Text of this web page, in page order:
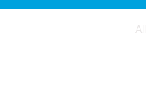
Panneau de gestion des